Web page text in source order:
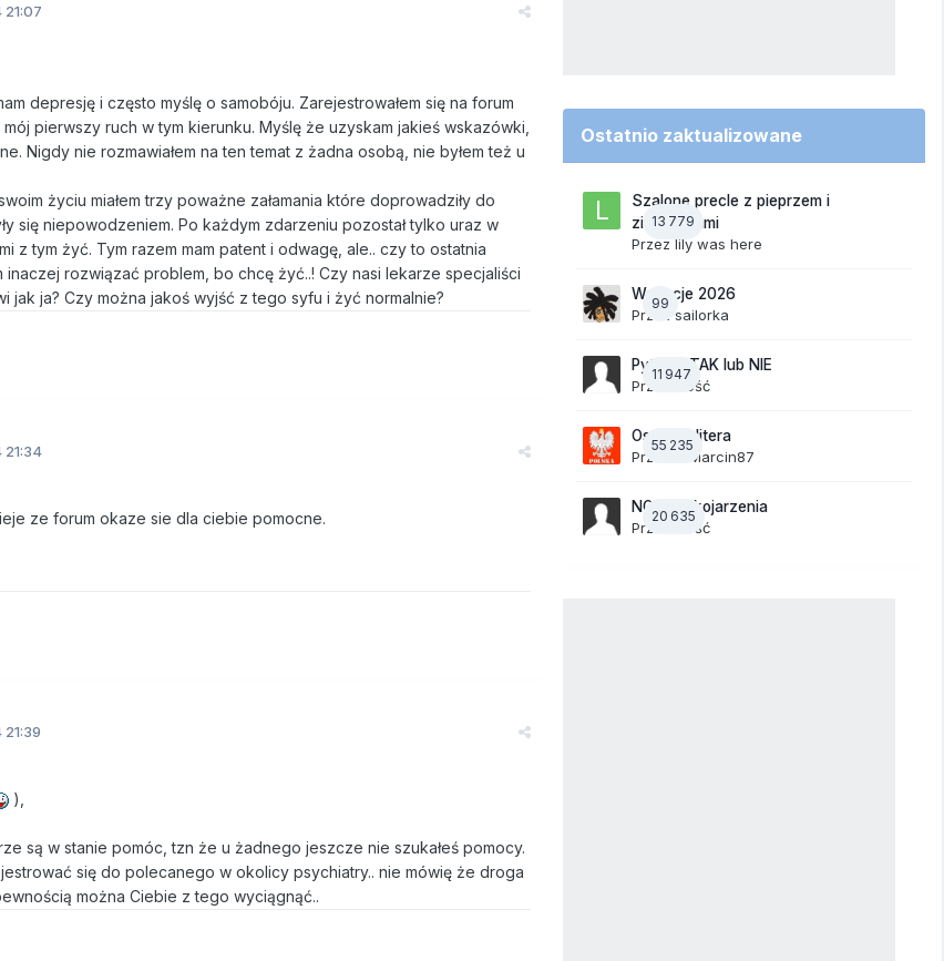
21:07
depresję i często myślę o samobóju. Zarejestrowałem się na forum
pierwszy ruch w tym kierunku. Myślę że uzyskam jakieś wskazówki,
Nigdy nie rozmawiałem na ten temat z żadna osobą, nie byłem też u
życiu miałem trzy poważne załamania które doprowadziły do
się niepowodzeniem. Po każdym zdarzeniu pozostał tylko uraz w
z tym żyć. Tym razem mam patent i odwagę, ale.. czy to ostatnia
inaczej rozwiązać problem, bo chcę żyć..! Czy nasi lekarze specjaliści
jak ja? Czy można jakoś wyjść z tego syfu i żyć normalnie?
21:34
ze forum okaze sie dla ciebie pomocne.
),
są w stanie pomóc, tzn że u żadnego jeszcze nie szukałeś pomocy.
się do polecanego w okolicy psychiatry.. nie mówię że droga
można Ciebie z tego wyciągnąć..
Ostatnio zaktualizowane
13 779
Szalone precle z pieprzem i
ziemniakami
Przez lily was here
99
Wakacje 2026
Przez sailorka
11 947
Pytania TAK lub NIE
Przez Gość
55 235
Ostatnia litera
Przez
19Marcin87
20 635
NOWE Skojarzenia
Przez Gość